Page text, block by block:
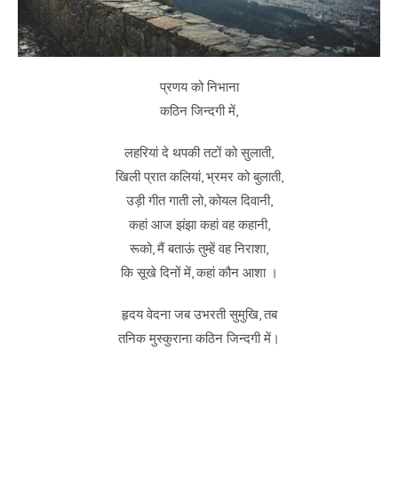
प्रणय को निभाना
कठिन जिन्दगी में,
लहरियां दे थपकी तटों को सुलाती,
खिली प्रात कलियां, भ्रमर को बुलाती,
उड़ी गीत गाती लो, कोयल दिवानी,
कहां आज झंझा कहां वह कहानी,
रूको, मैं बताऊं तुम्हें वह निराशा,
कि सूखे दिनों में, कहां कौन आशा ।
हृदय वेदना जब उभरती सुमुखि, तब
तनिक मुस्कुराना कठिन जिन्दगी में।